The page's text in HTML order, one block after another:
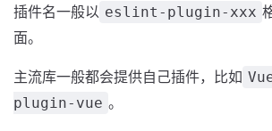
插件名一般以 eslint-plugin-xxx
面。
主流库一般都会提供自己插件，比如
plugin-vue 。